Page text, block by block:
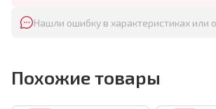
Нашли ошибку в характеристиках или
Похожие товары